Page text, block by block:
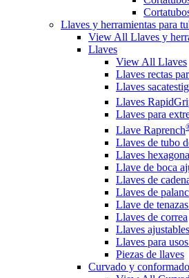
Llaves y herramientas para
View All Llaves y
Llaves
View All Llaves
Llaves rectas
Llaves
Llaves
Llaves para
Llave Raprench
Llaves de tubo
Llaves
Llave de boca
Llaves de
Llaves de
Llave de
Llaves de correa
Llaves ajustables
Llaves para
Piezas de llaves
Curvado y conformado